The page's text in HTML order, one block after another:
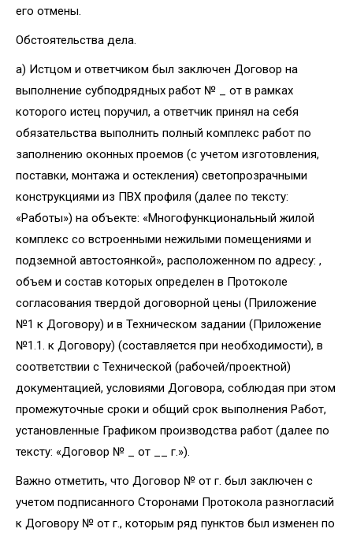
его отмены.
Обстоятельства дела.
a) Истцом и ответчиком был заключен Договор на
выполнение субподрядных работ № _ от в рамках
которого истец поручил, а ответчик принял на себя
обязательства выполнить полный комплекс работ по
заполнению оконных проемов (с учетом изготовления,
поставки, монтажа и остекления) светопрозрачными
конструкциями из ПВХ профиля (далее по тексту:
«Работы») на объекте: «Многофункциональный жилой
комплекс со встроенными нежилыми помещениями и
подземной автостоянкой», расположенном по адресу: ,
объем и состав которых определен в Протоколе
согласования твердой договорной цены (Приложение
№1 к Договору) и в Техническом задании (Приложение
№1.1. к Договору) (составляется при необходимости), в
соответствии с Технической (рабочей/проектной)
документацией, условиями Договора, соблюдая при этом
промежуточные сроки и общий срок выполнения Работ,
установленные Графиком производства работ (далее по
тексту: «Договор № _ от __ г.»).
Важно отметить, что Договор № от г. был заключен с
учетом подписанного Сторонами Протокола разногласий
к Договору № от г., которым ряд пунктов был изменен по